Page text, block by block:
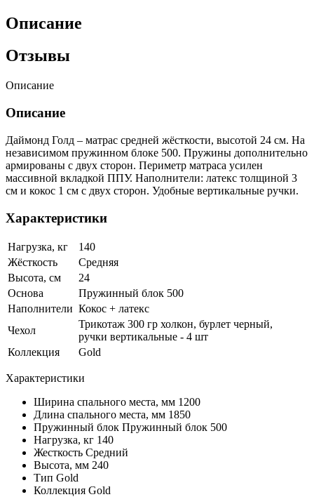
Описание
Отзывы
Описание
Описание
Даймонд Голд – матрас средней жёсткости, высотой 24 см. На
независимом пружинном блоке 500. Пружины дополнительно
армированы с двух сторон. Периметр матраса усилен
массивной вкладкой ППУ. Наполнители: латекс толщиной 3
см и кокос 1 см с двух сторон. Удобные вертикальные ручки.
Характеристики
Нагрузка, кг
140
Жёсткость
Средняя
Высота, см
24
Основа
Пружинный блок 500
Наполнители Кокос + латекс
Чехол
Трикотаж 300 гр холкон, бурлет черный,
ручки вертикальные - 4 шт
Коллекция
Gold
Характеристики
Ширина спального места, мм 1200
Длина спального места, мм 1850
Пружинный блок Пружинный блок 500
Нагрузка, кг 140
Жесткость Средний
Высота, мм 240
Тип Gold
Коллекция Gold